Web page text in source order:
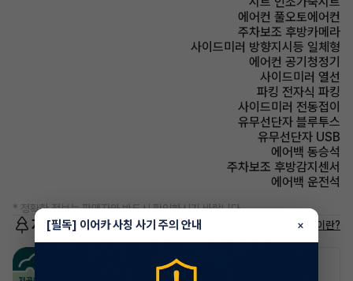
에어컨 풀오토에어컨
주차보조 후방카메라
사이드미러 방향지시등 일체형
에어컨 공기청정기
사이드미러 열선
파킹 전자식 파킹
사이드미러 전동접이
유무선단자 블루투스
유무선단자 USB
에어백 동승석
주차보조 후방감지센서
에어백 운전석
* 정확한 정보는 판매자와 반드시 확인하시기 바랍니다.
저공해차량 정보 저공해차량이란?
[필독] 이어카 사칭 사기 주의 안내 ×